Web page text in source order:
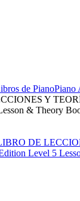
de PianoPiano
Y
& Theory
DE
Level 5